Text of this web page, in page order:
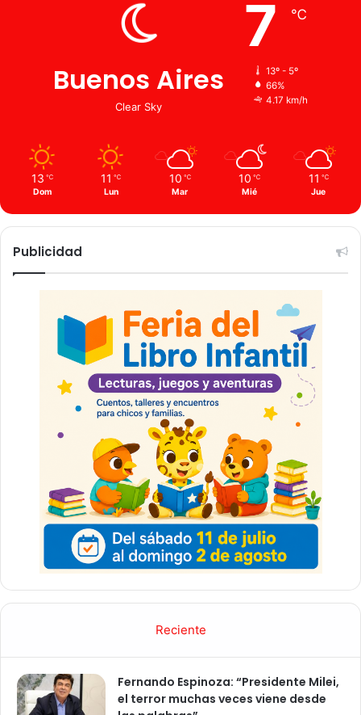
Buenos Aires
Clear Sky
7 ℃
13º - 5º
66%
4.17 km/h
13 ℃
Dom
11 ℃
Lun
10 ℃
Mar
10 ℃
Mié
11 ℃
Jue
Publicidad
Reciente
Fernando Espinoza: “Presidente Milei,
el terror muchas veces viene desde